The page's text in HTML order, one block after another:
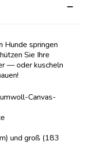
Hunde springen
Sie Ihre
— oder kuscheln
Canvas-
und groß (183